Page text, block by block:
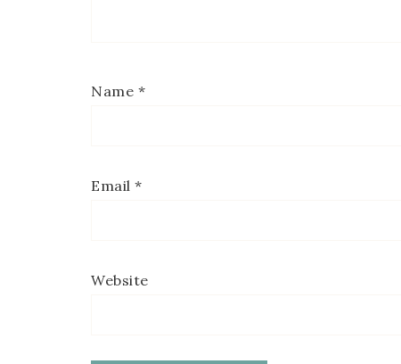
Name *
Email *
Website